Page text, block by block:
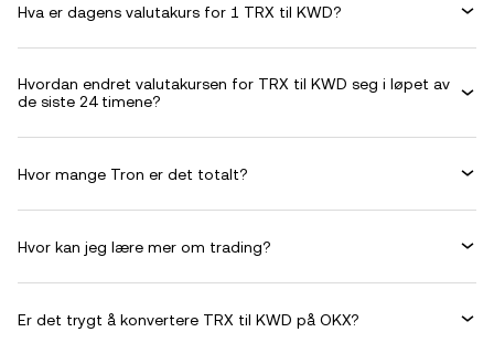
Hva er dagens valutakurs for 1 TRX til KWD?
Hvordan endret valutakursen for TRX til KWD seg i løpet av
de siste 24 timene?
Hvor mange Tron er det totalt?
Hvor kan jeg lære mer om trading?
Er det trygt å konvertere TRX til KWD på OKX?